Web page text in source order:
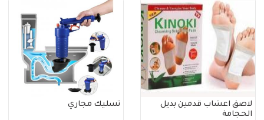
لاصق اعشاب قدمين بديل
الحجامة
تسليك مجاري